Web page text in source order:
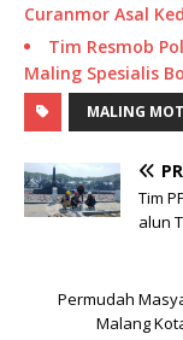
Curanmor Asal
Tim Resmob
Maling Spesialis
MALING
Tim
alun
Permudah
Malang